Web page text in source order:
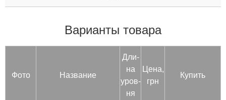
Варианты товара
Фото Название
Дли­
на
уров­
ня
Цена,
грн
Купить